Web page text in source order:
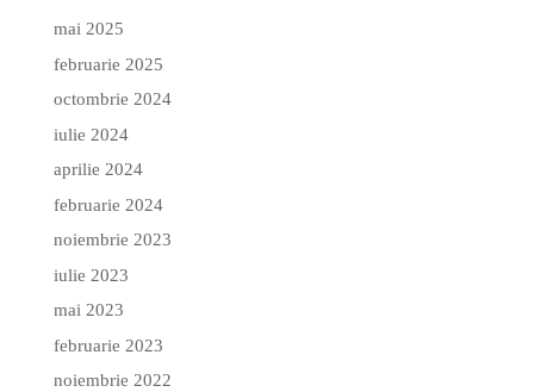
mai 2025
februarie 2025
octombrie 2024
iulie 2024
aprilie 2024
februarie 2024
noiembrie 2023
iulie 2023
mai 2023
februarie 2023
noiembrie 2022